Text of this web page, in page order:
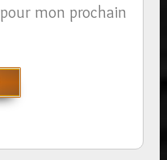
mon prochain